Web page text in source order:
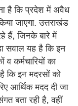
है कि प्रदेश में अवैध
जाएगा. उत्तराखंड
हैं, जिनके बारे में
सवाल यह है कि इन
कर्मचारियों का
कि इन मदरसों को
आर्थिक मदद दी जा
बता रही है, वहीं